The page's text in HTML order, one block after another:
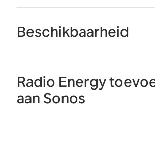
Beschikbaarheid
Radio Energy
aan Sonos